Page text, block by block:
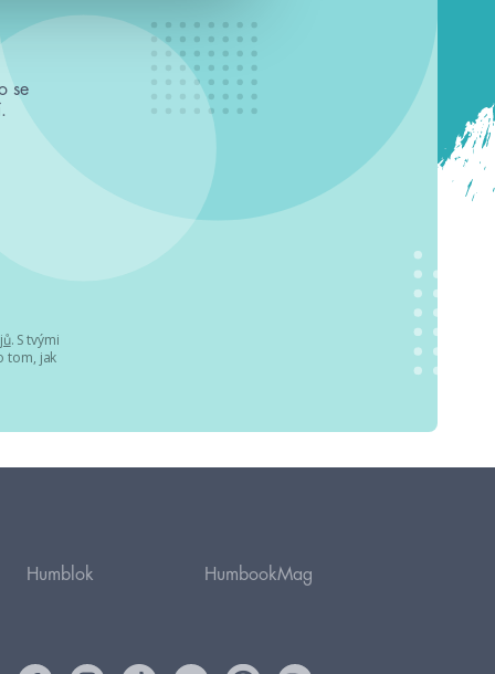
se
. S tvými
tom, jak
Humblok HumbookMag